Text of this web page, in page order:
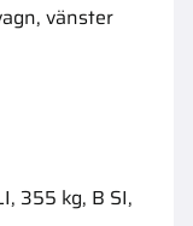
vänster
355 kg, B SI,